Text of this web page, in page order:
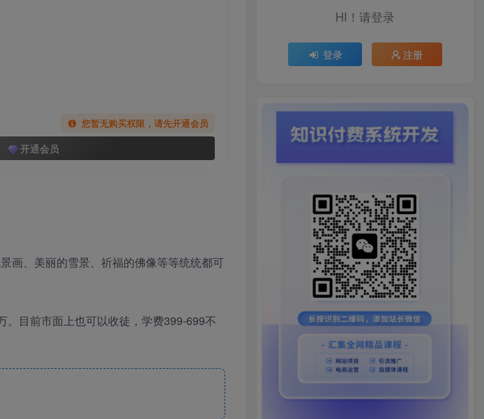
您暂无购买权限，请先开通会员
开通会员
画、美丽的雪景、祈福的佛像等等统统都可
目前市面上也可以收徒，学费399-699不
HI！请登录
登录 注册